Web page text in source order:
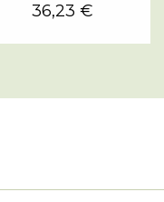
36,23 €